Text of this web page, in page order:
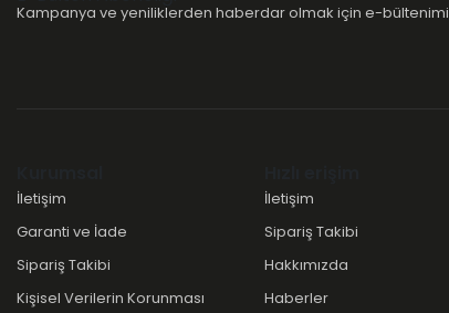
Kampanya ve yeniliklerden haberdar olmak için e-
İletişim
Garanti ve İade
Sipariş Takibi
Kişisel Verilerin Korunması
İletişim
Sipariş Takibi
Hakkımızda
Haberler